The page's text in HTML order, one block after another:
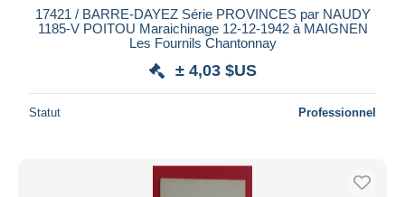
depuis
jours
Prix
17421 / BARRE-DAYEZ Série PROVINCES par NAUDY
1185-V POITOU Maraichinage 12-12-1942 à MAIGNEN
Les Fournils Chantonnay
± 4,03 $US
Statut Professionnel